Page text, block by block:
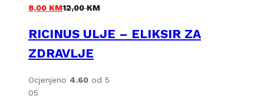
8,00 KM12,00KM
RICINUS ULJE – ELIKSIR ZA
ZDRAVLJE
Ocjenjeno 4.60 od 5
05